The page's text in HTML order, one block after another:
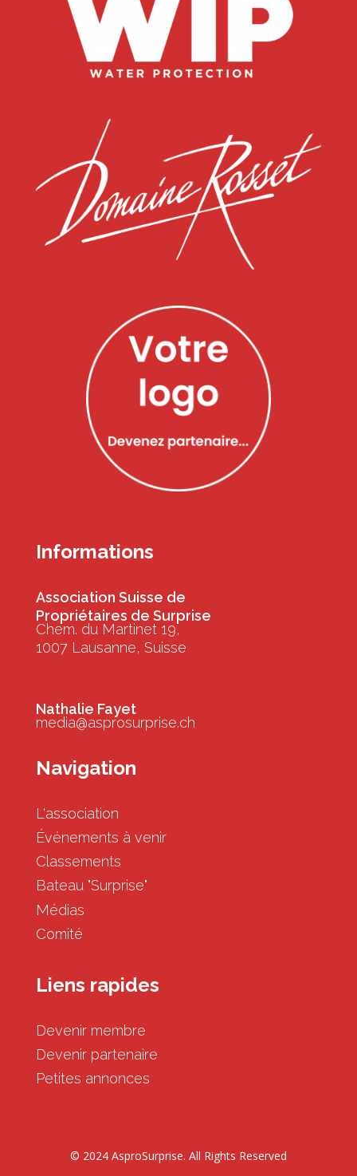
Informations
Association Suisse de
Propriétaires de Surprise
Chem. du Martinet 19,
1007 Lausanne, Suisse
Nathalie Fayet
media@asprosurprise.ch
Navigation
L'association
Événements à venir
Classements
Bateau "Surprise"
Médias
Comité
Liens rapides
Devenir membre
Devenir partenaire
Petites annonces
© 2024 AsproSurprise. All Rights Reserved